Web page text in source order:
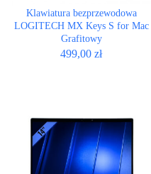
Klawiatura bezprzewodowa
LOGITECH MX Keys S for Mac
Grafitowy
499,00zł